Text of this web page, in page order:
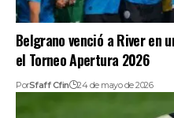
Belgrano venció a River en
el Torneo Apertura 2026
PorSfaff Cfin 24 de mayo de 2026